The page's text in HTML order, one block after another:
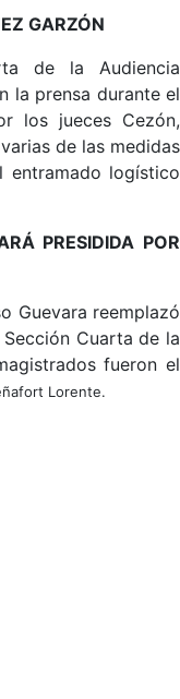
GARZÓN
de la Audiencia
la prensa durante el
los jueces Cezón,
de las medidas
entramado logístico
PRESIDIDA POR
Guevara reemplazó
Cuarta de la
fueron el
Lorente.